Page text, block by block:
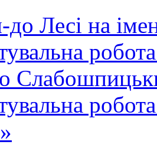
до Лесі на